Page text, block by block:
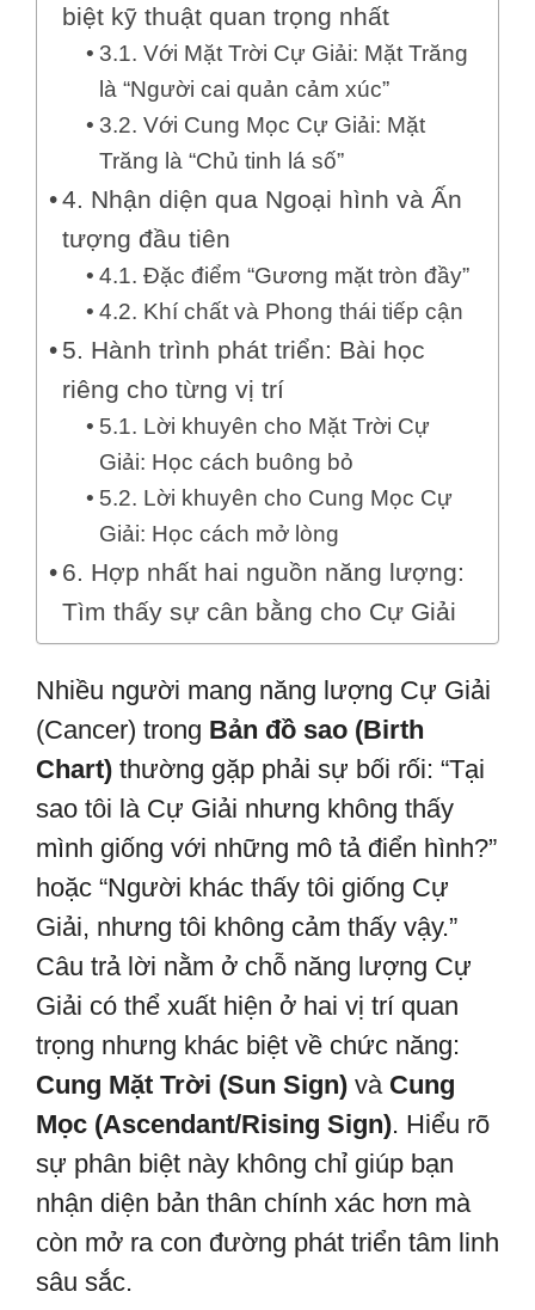
biệt kỹ thuật quan trọng nhất
3.1. Với Mặt Trời Cự Giải: Mặt Trăng
là “Người cai quản cảm xúc”
3.2. Với Cung Mọc Cự Giải: Mặt
Trăng là “Chủ tinh lá số”
4. Nhận diện qua Ngoại hình và Ấn
tượng đầu tiên
4.1. Đặc điểm “Gương mặt tròn đầy”
4.2. Khí chất và Phong thái tiếp cận
5. Hành trình phát triển: Bài học
riêng cho từng vị trí
5.1. Lời khuyên cho Mặt Trời Cự
Giải: Học cách buông bỏ
5.2. Lời khuyên cho Cung Mọc Cự
Giải: Học cách mở lòng
6. Hợp nhất hai nguồn năng lượng:
Tìm thấy sự cân bằng cho Cự Giải
Nhiều người mang năng lượng Cự Giải
(Cancer) trong Bản đồ sao (Birth
Chart) thường gặp phải sự bối rối: “Tại
sao tôi là Cự Giải nhưng không thấy
mình giống với những mô tả điển hình?”
hoặc “Người khác thấy tôi giống Cự
Giải, nhưng tôi không cảm thấy vậy.”
Câu trả lời nằm ở chỗ năng lượng Cự
Giải có thể xuất hiện ở hai vị trí quan
trọng nhưng khác biệt về chức năng:
Cung Mặt Trời (Sun Sign) và Cung
Mọc (Ascendant/Rising Sign). Hiểu rõ
sự phân biệt này không chỉ giúp bạn
nhận diện bản thân chính xác hơn mà
còn mở ra con đường phát triển tâm linh
sâu sắc.